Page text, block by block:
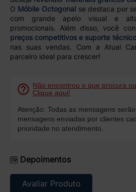
O Móbile Octogonal se destaca por
com grande apelo visual e
promocionais. Além disso, você
preços competitivos e suporte técnico
nas suas vendas. Com a Atual
parceiro ideal para crescer!
Não encontrou o que procura
Clique aqui!
Atenção: Todas as mensagens
mensagens enviadas por clientes
prioridade no atendimento.
Depoimentos
Avaliar Produto